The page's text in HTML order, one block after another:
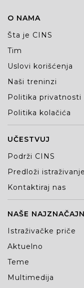
O NAMA
Šta je CINS
Tim
Uslovi korišćenja
Naši treninzi
Politika privatnosti
Politika kolačića
UČESTVUJ
Podrži CINS
Predloži istraživanje
Kontaktiraj nas
NAŠE
Istraživačke priče
Aktuelno
Teme
Multimedija